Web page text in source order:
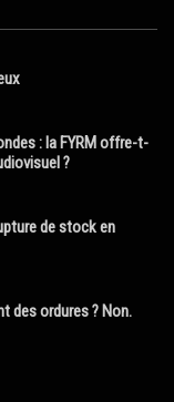
: la FYRM offre-t-
?
de stock en
des ordures ? Non.